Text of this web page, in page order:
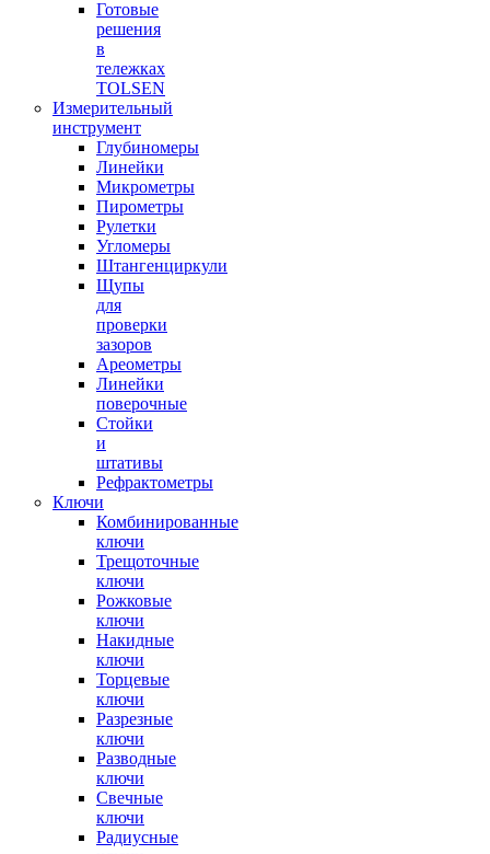
Готовые
решения
в
тележках
TOLSEN
Измерительный
инструмент
Глубиномеры
Линейки
Микрометры
Пирометры
Рулетки
Угломеры
Штангенциркули
Щупы
для
проверки
зазоров
Ареометры
Линейки
поверочные
Стойки
и
штативы
Рефрактометры
Ключи
Комбинированные
ключи
Трещоточные
ключи
Рожковые
ключи
Накидные
ключи
Торцевые
ключи
Разрезные
ключи
Разводные
ключи
Свечные
ключи
Радиусные